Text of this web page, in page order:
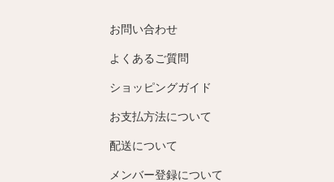
お問い合わせ
よくあるご質問
ショッピングガイド
お支払方法について
配送について
メンバー登録について